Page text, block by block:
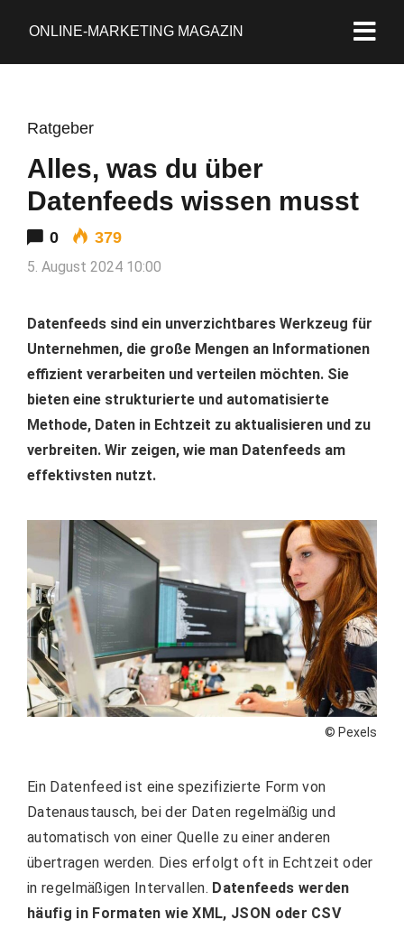
ONLINE-MARKETING MAGAZIN
Ratgeber
Alles, was du über
Datenfeeds wissen musst
0 379
5. August 2024 10:00
Datenfeeds sind ein unverzichtbares Werkzeug für
Unternehmen, die große Mengen an Informationen
effizient verarbeiten und verteilen möchten. Sie
bieten eine strukturierte und automatisierte
Methode, Daten in Echtzeit zu aktualisieren und zu
verbreiten. Wir zeigen, wie man Datenfeeds am
effektivsten nutzt.
© Pexels
Ein Datenfeed ist eine spezifizierte Form von
Datenaustausch, bei der Daten regelmäßig und
automatisch von einer Quelle zu einer anderen
übertragen werden. Dies erfolgt oft in Echtzeit oder
in regelmäßigen Intervallen. Datenfeeds werden
häufig in Formaten wie XML, JSON oder CSV